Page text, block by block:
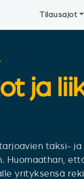
Tilausajot
ja
taksi-
Huomaathan,
yrityksensä